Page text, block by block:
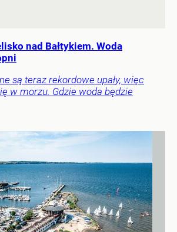
nad Bałtykiem. Woda
są teraz rekordowe upały, więc
w morzu. Gdzie woda będzie